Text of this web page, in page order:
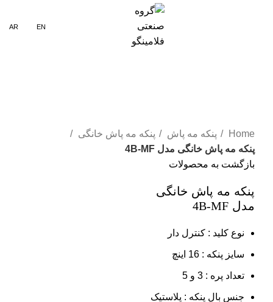
EN
AR
Home
پنکه مه پاش
پنکه مه پاش خانگی
پنکه مه پاش خانگی مدل 4B-MF
بازگشت به محصولات
پنکه مه پاش خانگی
مدل 4B-MF
نوع کلید : کنترل دار
سایز پنکه : 16 اینچ
تعداد پره : 3 و 5
جنس بال پنکه : پلاستیک